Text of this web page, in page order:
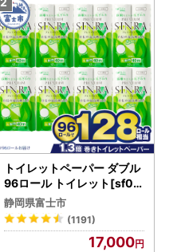
トイレットペーパー ダブル
96ロール トイレット[sf00
1-012]
静岡県富士市
(1191)
17,000